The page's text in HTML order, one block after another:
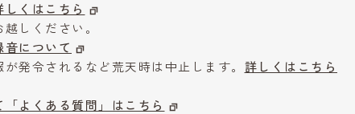
くはこちら
しください。
音について
発令されるなど荒天時は中止します。 詳しくはこちら
よくある質問」はこちら